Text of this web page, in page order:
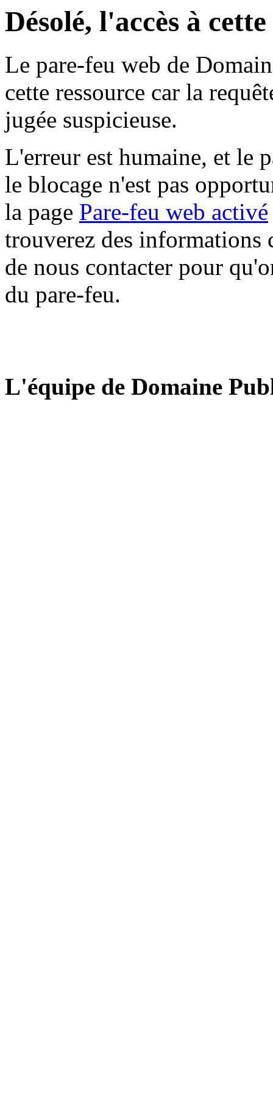
Désolé, l'accès à
Le pare-feu web de
cette ressource car la
jugée suspicieuse.
L'erreur est humaine, et le
le blocage n'est pas
la page Pare-feu web activé
trouverez des informations
de nous contacter pour
du pare-feu.
L'équipe de Domaine